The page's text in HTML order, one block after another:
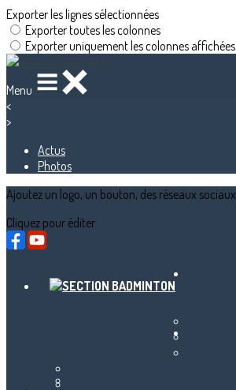
Exporter les lignes sélectionnées
Exporter toutes les colonnes
Exporter uniquement les colonnes affichées
Menu
<
>
Actus
Photos
Ajoutez un logo, un bouton, des réseaux sociaux
Cliquez pour éditer